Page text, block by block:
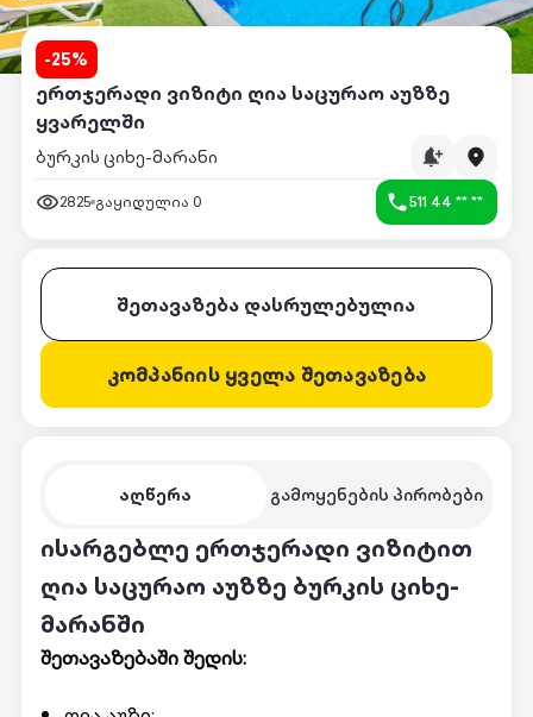
-25%
ერთჯერადი ვიზიტი ღია საცურაო აუზზე
ყვარელში
ბურკის ციხე-მარანი
2825 გაყიდულია 0 511 44 ** **
აღწერა გამოყენების პირობები
ისარგებლე ერთჯერადი ვიზიტით
ღია საცურაო აუზზე ბურკის ციხე-
მარანში
შეთავაზებაში შედის:
შეთავაზება დასრულებულია
კომპანიის ყველა შეთავაზება